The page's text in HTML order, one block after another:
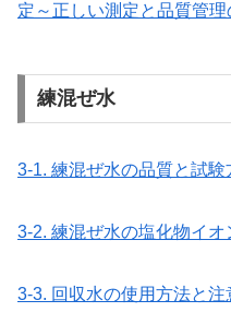
定～正しい測定と品質管理
練混ぜ水
3-1. 練混ぜ水の品質と試験
3-2. 練混ぜ水の塩化物イオ
3-3. 回収水の使用方法と注